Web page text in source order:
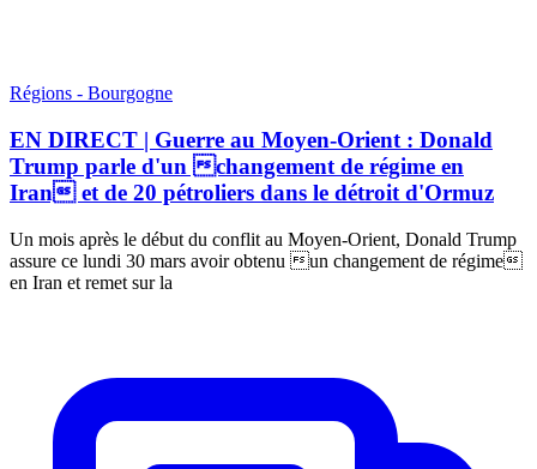
Régions - Bourgogne
EN DIRECT | Guerre au Moyen-Orient : Donald
Trump parle d'un changement de régime en
Iran et de 20 pétroliers dans le détroit d'Ormuz
Un mois après le début du conflit au Moyen-Orient, Donald Trump
assure ce lundi 30 mars avoir obtenu un changement de régime
en Iran et remet sur la